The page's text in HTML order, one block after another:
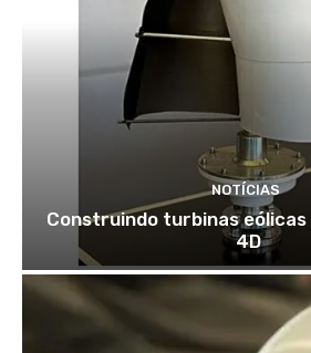
NOTÍCIAS
Construindo turbinas
4D